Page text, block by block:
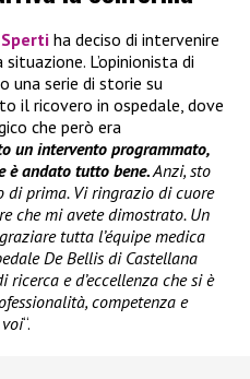
ha deciso di intervenire
L’opinionista di
una serie di storie su
il ricovero in ospedale, dove
che però era
un intervento programmato,
è andato tutto bene.Anzi, sto
di prima. Vi ringrazio di cuore
che mi avete dimostrato. Un
tutta l’équipe medica
De Bellis di Castellana
e d’eccellenza che si è
competenza e
“.